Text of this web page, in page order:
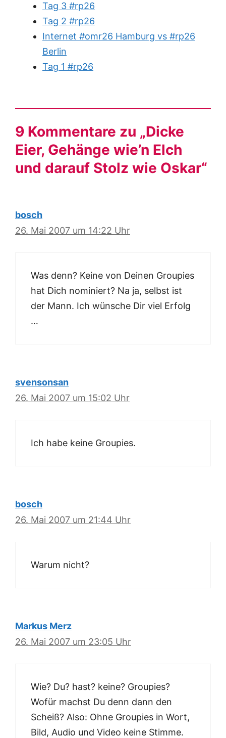
Tag 3 #rp26
Tag 2 #rp26
Internet #omr26 Hamburg vs #rp26
Berlin
Tag 1 #rp26
9 Kommentare zu „Dicke
Eier, Gehänge wie’n Elch
und darauf Stolz wie Oskar“
bosch
26. Mai 2007 um 14:22 Uhr
Was denn? Keine von Deinen Groupies
hat Dich nominiert? Na ja, selbst ist
der Mann. Ich wünsche Dir viel Erfolg
…
svensonsan
26. Mai 2007 um 15:02 Uhr
Ich habe keine Groupies.
bosch
26. Mai 2007 um 21:44 Uhr
Warum nicht?
Markus Merz
26. Mai 2007 um 23:05 Uhr
Wie? Du? hast? keine? Groupies?
Wofür machst Du denn dann den
Scheiß? Also: Ohne Groupies in Wort,
Bild, Audio und Video keine Stimme.